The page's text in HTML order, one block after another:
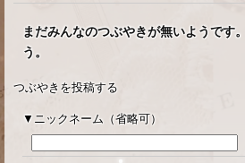
まだみんなのつぶやきが無いようです
う。
つぶやきを投稿する
ニックネーム（省略可）